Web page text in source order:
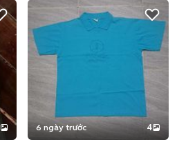
6 ngày trước 4